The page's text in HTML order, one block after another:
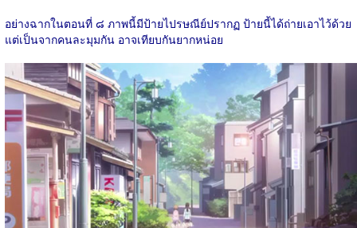
อย่างฉากในตอนที่ ๘ ภาพนี้มีป้ายไปรษณีย์ปรากฏ ป้ายนี้ได้ถ่ายเอาไว้ด้วย
แต่เป็นจากคนละมุมกัน อาจเทียบกันยากหน่อย